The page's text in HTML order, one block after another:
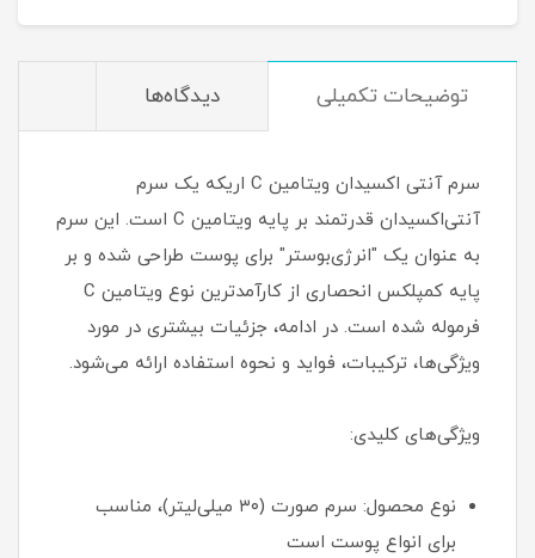
توضیحات تکمیلی دیدگاه‌ها
سرم آنتی اکسیدان ویتامین C اریکه یک سرم
آنتی‌اکسیدان قدرتمند بر پایه ویتامین C است. این سرم
به عنوان یک "انرژی‌بوستر" برای پوست طراحی شده و بر
پایه کمپلکس انحصاری از کارآمدترین نوع ویتامین C
فرموله شده است. در ادامه، جزئیات بیشتری در مورد
ویژگی‌ها، ترکیبات، فواید و نحوه استفاده ارائه می‌شود.
ویژگی‌های کلیدی:
نوع محصول: سرم صورت (۳۰ میلی‌لیتر)، مناسب
برای انواع پوست است